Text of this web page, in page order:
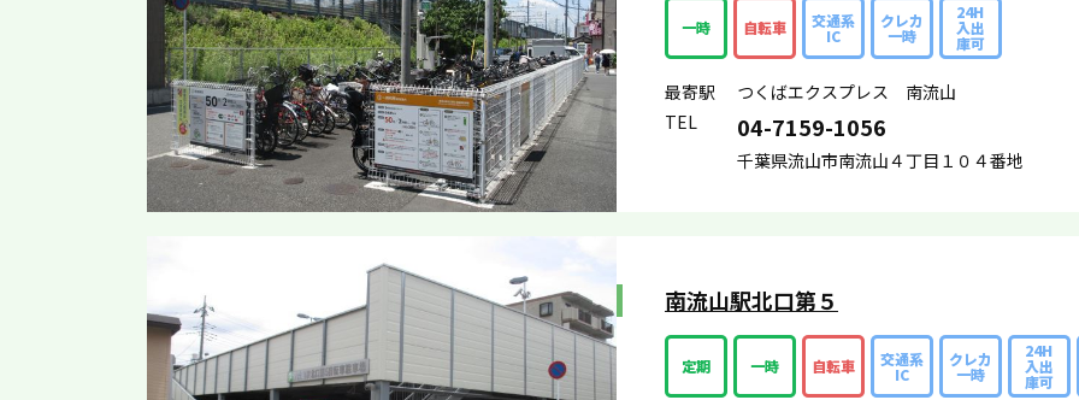
一時 自転車 交通系
IC
クレカ
一時
24H
入出
庫可
最寄駅
つくばエクスプレス 南流山
TEL
04-7159-1056
千葉県流山市南流山４丁目１０４番地
南流山駅北口第５
定期 一時 自転車 交通系
IC
クレカ
一時
24H
入出
庫可